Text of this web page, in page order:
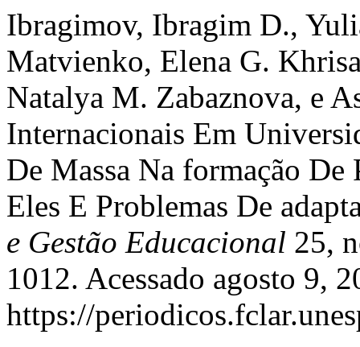
Ibragimov, Ibragim D.,
Matvienko, Elena G.
Natalya M. Zabaznova, e
Internacionais Em
De Massa Na formação
Eles E Problemas De
e Gestão Educacional 25,
1012. Acessado agosto 9,
https://